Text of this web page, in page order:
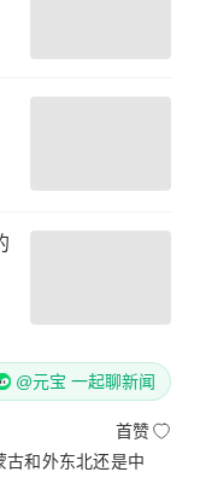
@元宝 一起聊新闻
首赞
古和外东北还是中